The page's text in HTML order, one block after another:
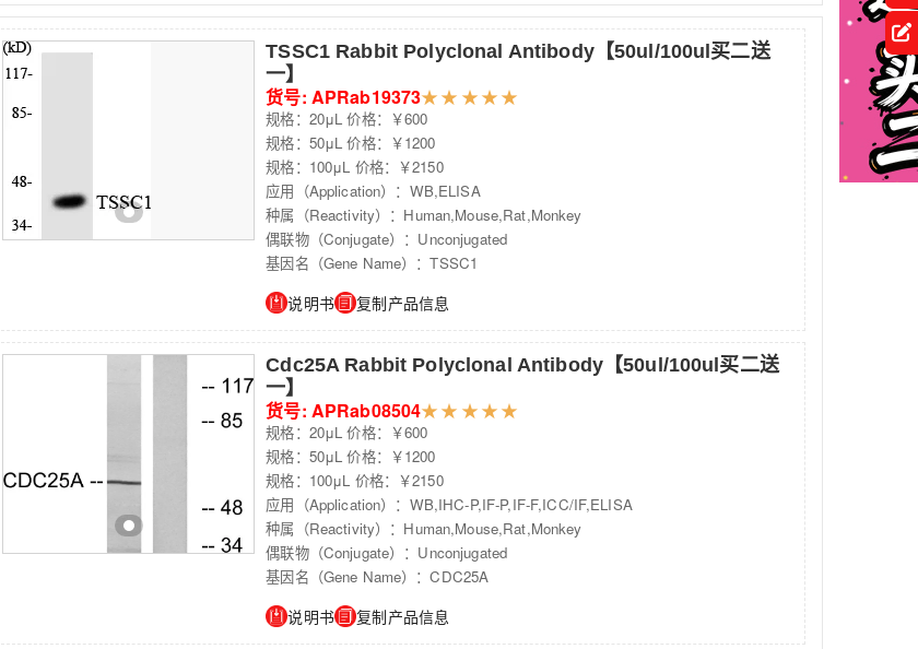
TSSC1 Rabbit Polyclonal Antibody【50ul/100ul买二送
一】
货号: APRab19373★★ ★★★
规格：20μL 价格：￥600
规格：50μL 价格：￥1200
规格：100μL 价格：￥2150
应用（Application）：WB,ELISA
种属（Reactivity）：Human,Mouse,Rat,Monkey
偶联物（Conjugate）：Unconjugated
基因名（Gene Name）：TSSC1
说明书 复制产品信息
Cdc25A Rabbit Polyclonal Antibody【50ul/100ul买二送
一】
货号: APRab08504★★ ★★★
规格：20μL 价格：￥600
规格：50μL 价格：￥1200
规格：100μL 价格：￥2150
应用（Application）：WB,IHC-P,IF-P,IF-F,ICC/IF,ELISA
种属（Reactivity）：Human,Mouse,Rat,Monkey
偶联物（Conjugate）：Unconjugated
基因名（Gene Name）：CDC25A
说明书 复制产品信息